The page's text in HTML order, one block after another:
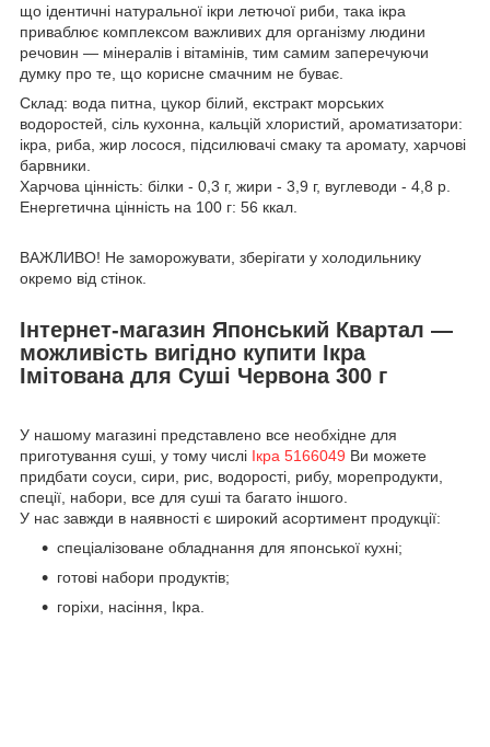
що ідентичні натуральної ікри летючої риби, така ікра
приваблює комплексом важливих для організму людини
речовин — мінералів і вітамінів, тим самим заперечуючи
думку про те, що корисне смачним не буває.
Склад: вода питна, цукор білий, екстракт морських
водоростей, сіль кухонна, кальцій хлористий, ароматизатори:
ікра, риба, жир лосося, підсилювачі смаку та аромату, харчові
барвники.
Харчова цінність: білки - 0,3 г, жири - 3,9 г, вуглеводи - 4,8 р.
Енергетична цінність на 100 г: 56 ккал.
ВАЖЛИВО! Не заморожувати, зберігати у холодильнику
окремо від стінок.
Інтернет-магазин Японський Квартал —
можливість вигідно купити Ікра
Імітована для Суші Червона 300 г
У нашому магазині представлено все необхідне для
приготування суші, у тому числі Ікра 5166049 Ви можете
придбати соуси, сири, рис, водорості, рибу, морепродукти,
спеції, набори, все для суші та багато іншого.
У нас завжди в наявності є широкий асортимент продукції:
спеціалізоване обладнання для японської кухні;
готові набори продуктів;
горіхи, насіння, Ікра.